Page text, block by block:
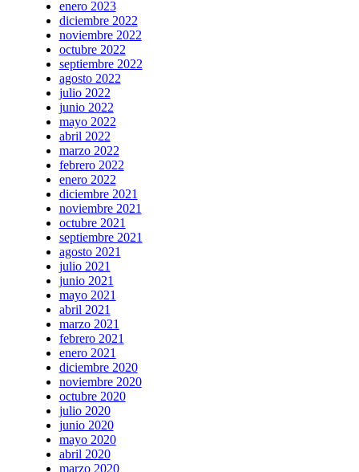
enero 2023
diciembre 2022
noviembre 2022
octubre 2022
septiembre 2022
agosto 2022
julio 2022
junio 2022
mayo 2022
abril 2022
marzo 2022
febrero 2022
enero 2022
diciembre 2021
noviembre 2021
octubre 2021
septiembre 2021
agosto 2021
julio 2021
junio 2021
mayo 2021
abril 2021
marzo 2021
febrero 2021
enero 2021
diciembre 2020
noviembre 2020
octubre 2020
julio 2020
junio 2020
mayo 2020
abril 2020
marzo 2020